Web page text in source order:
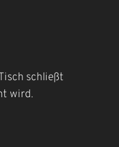
schließt
wird.